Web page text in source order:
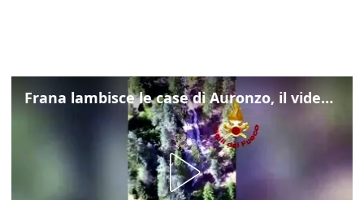
Frana lambisce le case di Auronzo, il video dall'elicottero dei vigili del fuoco